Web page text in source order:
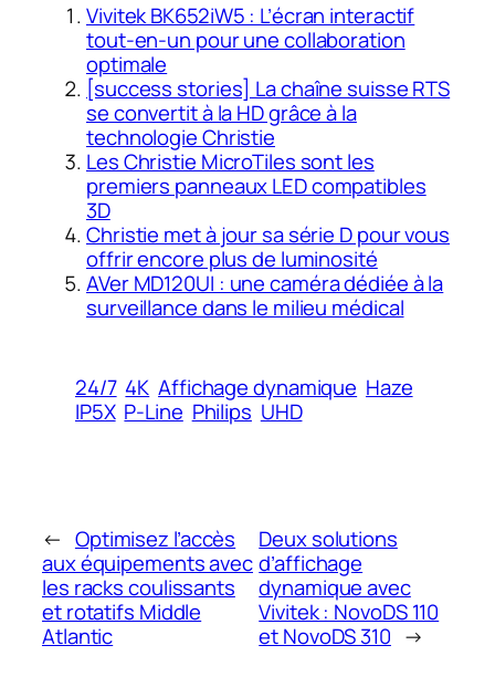
Vivitek BK652iW5 : L’écran interactif
tout-en-un pour une collaboration
optimale
[success stories] La chaîne suisse RTS
se convertit à la HD grâce à la
technologie Christie
Les Christie MicroTiles sont les
premiers panneaux LED compatibles
3D
Christie met à jour sa série D pour vous
offrir encore plus de luminosité
AVer MD120UI : une caméra dédiée à la
surveillance dans le milieu médical
24/7 4K Affichage dynamique Haze
IP5X P-Line Philips UHD
← Optimisez l’accès
aux équipements avec
les racks coulissants
et rotatifs Middle
Atlantic
Deux solutions
d’affichage
dynamique avec
Vivitek : NovoDS 110
et NovoDS 310 →